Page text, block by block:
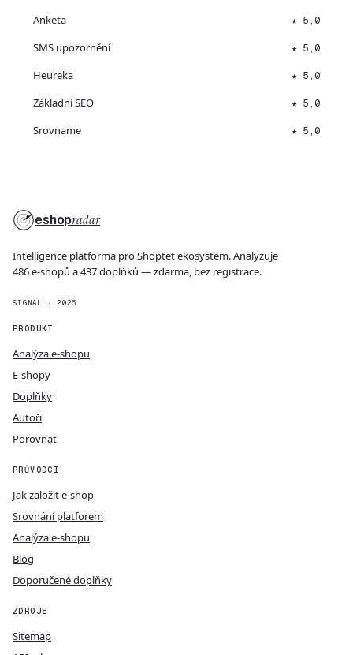
Anketa ★ 5,0
SMS upozornění ★ 5,0
Heureka ★ 5,0
Základní SEO ★ 5,0
Srovname ★ 5,0
eshopradar
Intelligence platforma pro Shoptet ekosystém. Analyzuje
486 e-shopů a 437 doplňků — zdarma, bez registrace.
SIGNAL · 2026
PRODUKT
Analýza e-shopu
E-shopy
Doplňky
Autoři
Porovnat
PRŮVODCI
Jak založit e-shop
Srovnání platforem
Analýza e-shopu
Blog
Doporučené doplňky
ZDROJE
Sitemap